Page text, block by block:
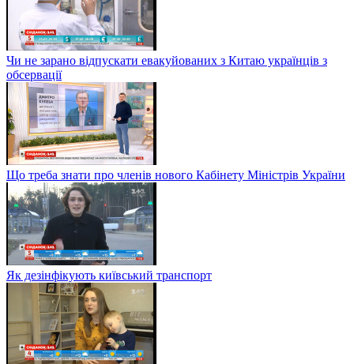
Чи не зарано відпускати евакуйованих з Китаю українців з
обсервації
Що треба знати про членів нового Кабінету Міністрів України
Як дезінфікують київський транспорт